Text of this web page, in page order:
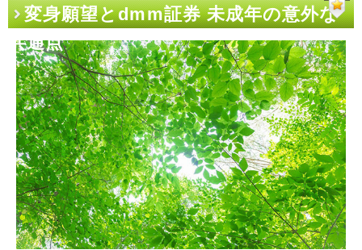
変身願望とdmm証券 未成年の意外な
共通点